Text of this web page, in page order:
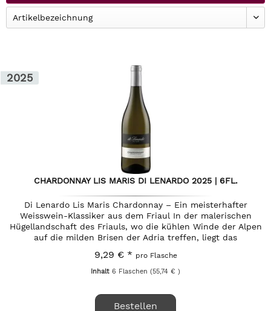
2025
CHARDONNAY LIS MARIS DI LENARDO 2025 | 6FL.
Di Lenardo Lis Maris Chardonnay – Ein meisterhafter
Weisswein-Klassiker aus dem Friaul In der malerischen
Hügellandschaft des Friauls, wo die kühlen Winde der Alpen
auf die milden Brisen der Adria treffen, liegt das
9,29 € * pro Flasche
Inhalt6 Flaschen(55,74 € )
Bestellen